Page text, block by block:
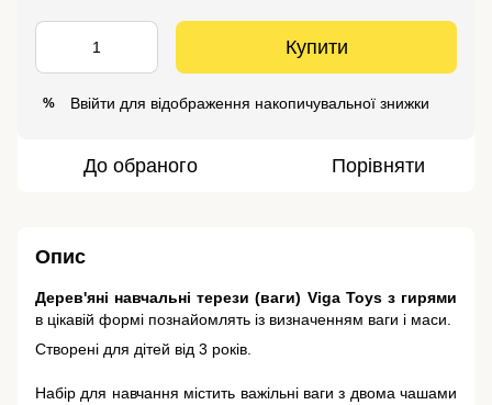
Купити
% Ввійти для відображення накопичувальної знижки
До обраного Порівняти
Опис
Дерев'яні навчальні терези (ваги) Viga Toys з гирями
в цікавій формі познайомлять із визначенням ваги і маси.
Створені для дітей від 3 років.
Набір для навчання містить важільні ваги з двома чашами